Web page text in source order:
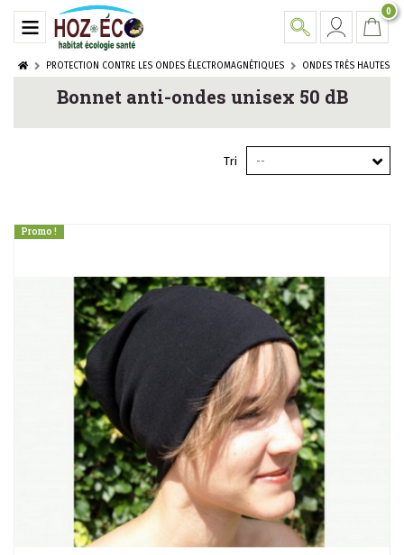
0
PROTECTION CONTRE LES ONDES ÉLECTROMAGNÉTIQUES ONDES TRÈS HAUTES
Bonnet anti-ondes unisex 50 dB
Tri --
Promo !